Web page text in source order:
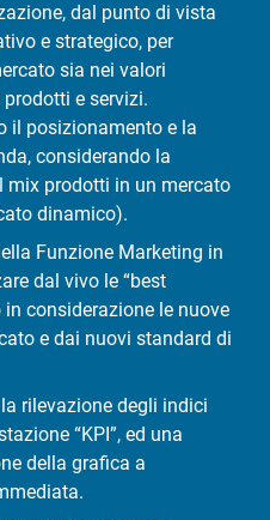
dal punto di vista
e strategico, per
sia nei valori
e servizi.
il posizionamento e la
considerando la
mix prodotti in un mercato
dinamico).
Funzione Marketing in
dal vivo le “best
in considerazione le nuove
e dai nuovi standard di
rilevazione degli indici
“KPI”, ed una
della grafica a